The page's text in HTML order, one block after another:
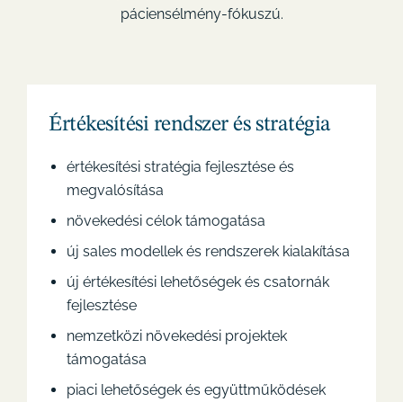
páciensélmény-fókuszú.
Értékesítési rendszer és stratégia
értékesítési stratégia fejlesztése és
megvalósítása
növekedési célok támogatása
új sales modellek és rendszerek kialakítása
új értékesítési lehetőségek és csatornák
fejlesztése
nemzetközi növekedési projektek
támogatása
piaci lehetőségek és együttműködések